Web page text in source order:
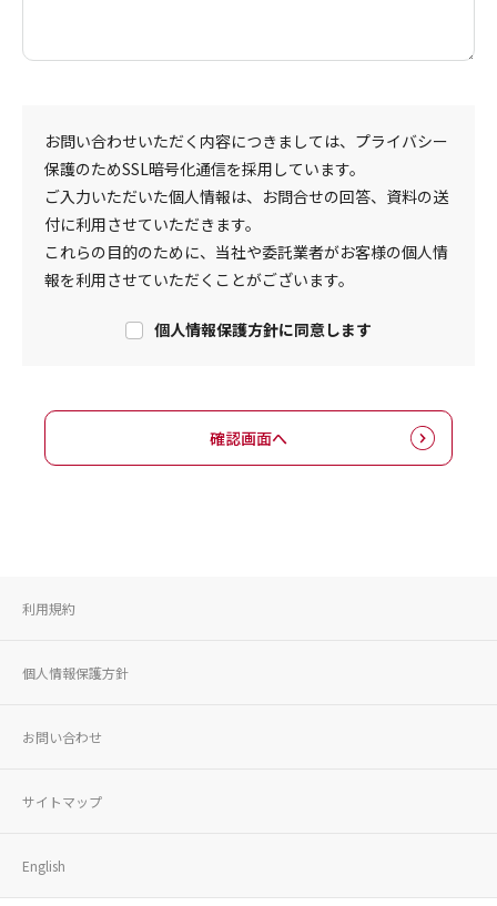
お問い合わせいただく内容につきましては、プライバシー
保護のためSSL暗号化通信を採用しています。
ご入力いただいた個人情報は、お問合せの回答、資料の送
付に利用させていただきます。
これらの目的のために、当社や委託業者がお客様の個人情
報を利用させていただくことがございます。
個人情報保護方針に同意します
確認画面へ
利用規約
個人情報保護方針
お問い合わせ
サイトマップ
English